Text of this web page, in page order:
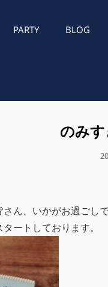
PARTY BLOG
のみ
公
ん、いかがお過ごし
ートしております。